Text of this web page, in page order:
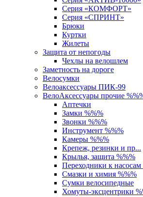
Серия «КОМФОРТ»
Серия «СПРИНТ»
Брюки
Куртки
Жилеты
Защита от непогоды
Чехлы на велошлем
Заметность на дороге
Велосумки
Велоаксессуары ПИК-99
ВелоАксессуары прочие
Аптечки
Замки %%%
Звонки %%%
Инструмент %%%
Камеры %%%
Крепеж, резинки и пр...
Крылья, защита %%%
Переходники к насосам
Смазки и химия %%%
Сумки велосипедные
Хомуты-эксцентрики